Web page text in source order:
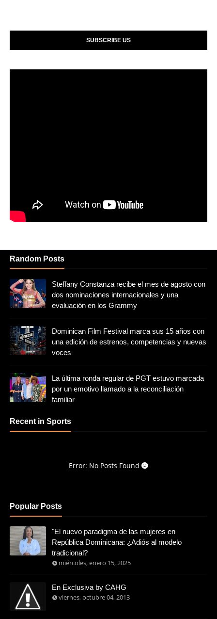
SUBSCRIBE US
Random Posts
Steffany Constanza recibe el mes de agosto con
dos nominaciones internacionales y una
evaluación en los Grammy
Dominican Film Festival marca sus 15 años con
una edición de estrenos, competencias y nuevas
voces
La última ronda regular de PGT estuvo marcada
por un emotivo llamado a la reconciliación
familiar
Recent in Sports
Error: No Posts Found
Popular Posts
"El nuevo paradigma de las mujeres en
República Dominicana: ¿Adiós al modelo
tradicional?
miércoles, enero 15, 2025
En Exclusiva by CAHG
viernes, octubre 04, 2013